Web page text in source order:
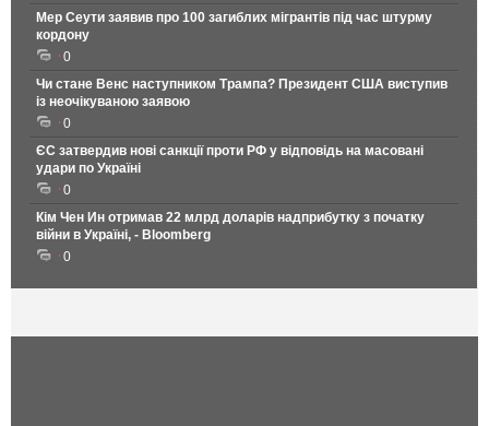
Мер Сеути заявив про 100 загиблих мігрантів під час штурму
кордону
0
Чи стане Венс наступником Трампа? Президент США виступив
із неочікуваною заявою
0
ЄС затвердив нові санкції проти РФ у відповідь на масовані
удари по Україні
0
Кім Чен Ин отримав 22 млрд доларів надприбутку з початку
війни в Україні, - Bloomberg
0